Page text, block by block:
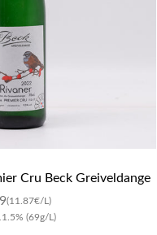
Cru Beck Greiveldange
(11.87€/L)
% (69g/L)